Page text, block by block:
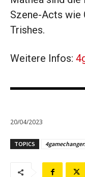
Szene-Acts wie
Trishes.
Weitere Infos:
20/04/2023
TOPICS